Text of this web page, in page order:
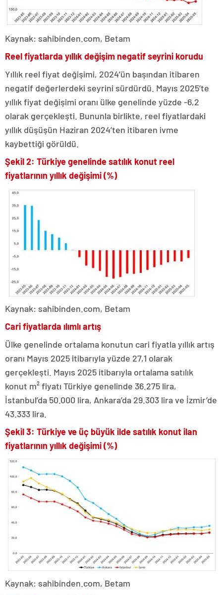
Kaynak: sahibinden.com, Betam
Reel fiyatlarda yıllık değişim negatif seyrini korudu
Yıllık reel fiyat değişimi, 2024’ün başından itibaren
negatif değerlerdeki seyrini sürdürdü. Mayıs 2025’te
yıllık fiyat değişimi oranı ülke genelinde yüzde -6,2
olarak gerçekleşti. Bununla birlikte, reel fiyatlardaki
yıllık düşüşün Haziran 2024’ten itibaren ivme
kaybettiği görüldü.
Şekil 2: Türkiye genelinde satılık konut reel
fiyatlarının yıllık değişimi (%)
Kaynak: sahibinden.com, Betam
Cari fiyatlarda ılımlı artış
Ülke genelinde ortalama konutun cari fiyatla yıllık artış
oranı Mayıs 2025 itibarıyla yüzde 27,1 olarak
gerçekleşti. Mayıs 2025 itibarıyla ortalama satılık
konut m² fiyatı Türkiye genelinde 36.275 lira,
İstanbul’da 50.000 lira, Ankara’da 29.303 lira ve İzmir’de
43.333 lira.
Şekil 3: Türkiye ve üç büyük ilde satılık konut ilan
fiyatlarının yıllık değişimi (%)
Kaynak: sahibinden.com, Betam